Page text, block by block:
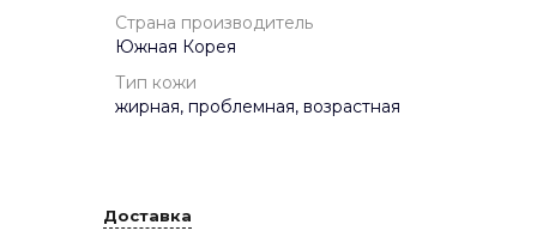
Страна производитель
Южная Корея
Тип кожи
жирная, проблемная, возрастная
Доставка